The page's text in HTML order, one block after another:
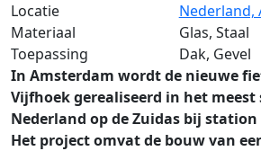
Locatie
Nederland,
Materiaal
Glas, Staal
Toepassing
Dak, Gevel
In Amsterdam wordt de nieuwe
Vijfhoek gerealiseerd in het
Nederland op de Zuidas bij
Het project omvat de bouw van